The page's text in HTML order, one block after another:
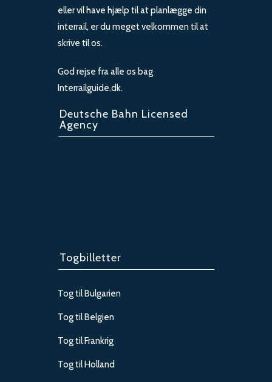
eller vil have hjælp til at planlægge din
interrail, er du meget velkommen til at
skrive til os.
God rejse fra alle os bag
Interrailguide.dk.
Deutsche Bahn Licensed
Agency
Togbilletter
Tog til Bulgarien
Tog til Belgien
Tog til Frankrig
Tog til Holland